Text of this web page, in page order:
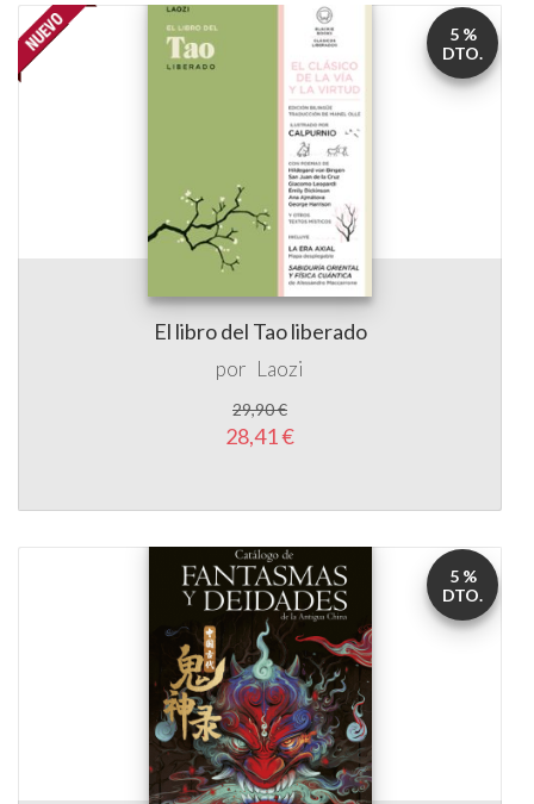
El libro del Tao liberado
por Laozi
29,90 €
28,41 €
5 %
DTO.
5 %
DTO.